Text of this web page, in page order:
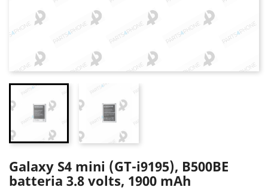
Galaxy S4 mini (GT-i9195), B500BE
batteria 3.8 volts, 1900 mAh